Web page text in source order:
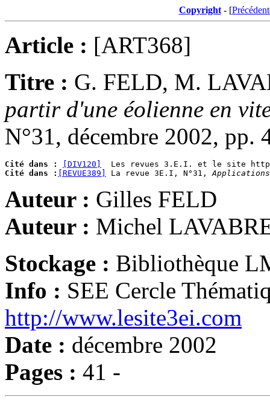
Copyright- [
Article : [ART368]
Titre : G. FELD, M.
partir d'une éolienne en
N°31, décembre 2002, pp.
Cité dans :
[DIV120]
Cité dans :
[REVUE389] La revue 3E.I, N°31,
Auteur : Gilles FELD
Auteur : Michel
Stockage : Bibliothèque
Info : SEE Cercle
http://www.lesite3ei.com
Date : décembre 2002
Pages : 41 -